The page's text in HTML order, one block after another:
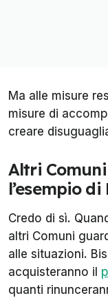
Ma alle misure
misure di
creare
Altri
l’esempio di
Credo di sì.
altri Comuni
alle situazioni.
acquisteranno il
quanti